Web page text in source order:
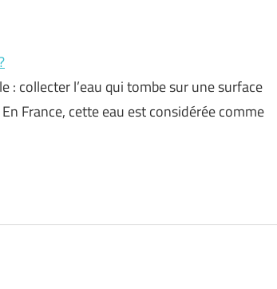
: collecter l’eau qui tombe sur une surface
France, cette eau est considérée comme